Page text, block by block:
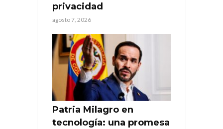
privacidad
agosto 7, 2026
Patria Milagro en
tecnología: una promesa